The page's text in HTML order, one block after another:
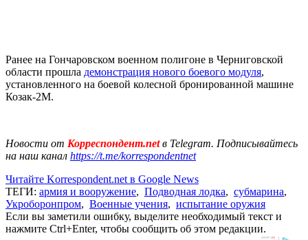
Ранее на Гончаровском военном полигоне в Черниговской
области прошла демонстрация нового боевого модуля,
установленного на боевой колесной бронированной машине
Козак-2М.
Новости от Корреспондент.netв Telegram. Подписывайтесь
на наш канал https://t.me/korrespondentnet
Читайте Korrespondent.net в Google News
ТЕГИ: армия и вооружение, Подводная лодка, субмарина,
Укроборонпром, Военные учения, испытание оружия
Если вы заметили ошибку, выделите необходимый текст и
нажмите Ctrl+Enter, чтобы сообщить об этом редакции.